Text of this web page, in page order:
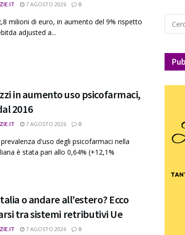
7 AGOSTO 2026 0
milioni di euro, in aumento del 9% rispetto
adjusted a...
in aumento uso psicofarmaci,
2016
7 AGOSTO 2026 0
d'uso degli psicofarmaci nella
è stata pari allo 0,64% (+12,1%
o andare all’estero? Ecco
tra sistemi retributivi Ue
7 AGOSTO 2026 0